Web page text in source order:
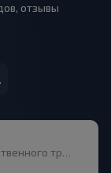
отзывы
Улица Строителей